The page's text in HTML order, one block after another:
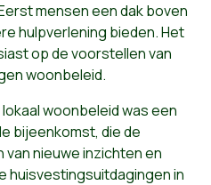
mensen een dak boven
hulpverlening bieden. Het
op de voorstellen van
woonbeleid.
woonbeleid was een
bijeenkomst, die de
nieuwe inzichten en
huisvestingsuitdagingen in